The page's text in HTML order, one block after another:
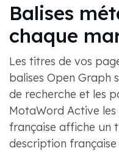
Balises
chaque
Les titres de vos
balises Open Graph
de recherche et les
MotaWord Active
française affiche un
description